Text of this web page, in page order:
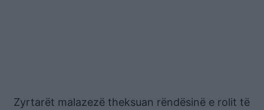
Zyrtarët malazezë theksuan rëndësinë e rolit të